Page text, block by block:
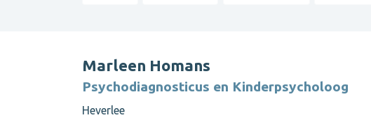
Marleen Homans
Psychodiagnosticus en Kinderpsycholoog
Heverlee